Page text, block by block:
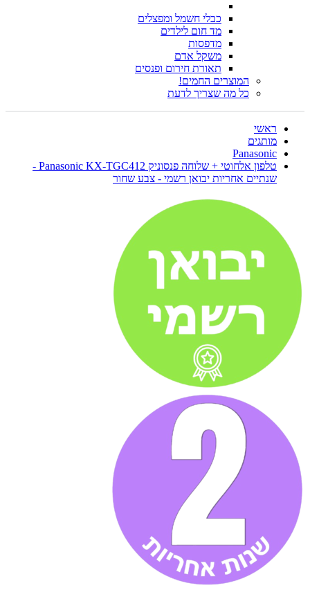
כבלי חשמל ומפצלים
מד חום לילדים
מדפסות
משקל אדם
תאורת חירום ופנסים
המוצרים החמים!
כל מה שצריך לדעת
ראשי
מותגים
Panasonic
טלפון אלחוטי + שלוחה פנסוניק Panasonic KX-TGC412 -
שנתיים אחריות יבואן רשמי - צבע שחור